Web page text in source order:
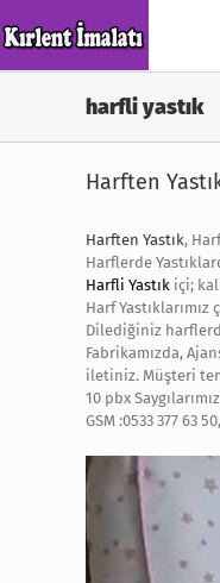
to
content
harfli yastık
Harften
Harften Yastık,
Harflerde
Harfli Yastık içi;
Harf
Dilediğiniz
Fabrikamızda,
iletiniz. Müşteri
10 pbx
GSM :0533 377 63